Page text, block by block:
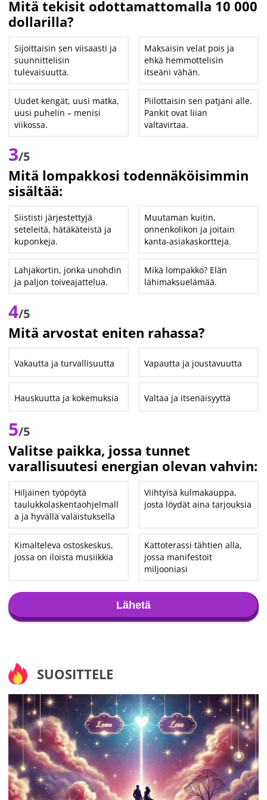
Mitä tekisit odottamattomalla 10 000
dollarilla?
Sijoittaisin sen viisaasti ja
suunnittelisin
tulevaisuutta.
Maksaisin velat pois ja
ehkä hemmottelisin
itseäni vähän.
Uudet kengät, uusi matka,
uusi puhelin – menisi
viikossa.
Piilottaisin sen patjani alle.
Pankit ovat liian
valtavirtaa.
3/5
Mitä lompakkosi todennäköisimmin
sisältää:
Siististi järjestettyjä
seteleitä, hätäkäteistä ja
kuponkeja.
Muutaman kuitin,
onnenkolikon ja joitain
kanta-asiakaskortteja.
Lahjakortin, jonka unohdin
ja paljon toiveajattelua.
Mikä lompakko? Elän
lähimaksuelämää.
4/5
Mitä arvostat eniten rahassa?
Vakautta ja turvallisuutta Vapautta ja joustavuutta
Hauskuutta ja kokemuksia Valtaa ja itsenäisyyttä
5/5
Valitse paikka, jossa tunnet
varallisuutesi energian olevan vahvin:
Hiljainen työpöytä
taulukkolaskentaohjelmall
a ja hyvällä valaistuksella
Viihtyisä kulmakauppa,
josta löydät aina tarjouksia
Kimalteleva ostoskeskus,
jossa on iloista musiikkia
Kattoterassi tähtien alla,
jossa manifestoit
miljooniasi
Lähetä
SUOSITTELE